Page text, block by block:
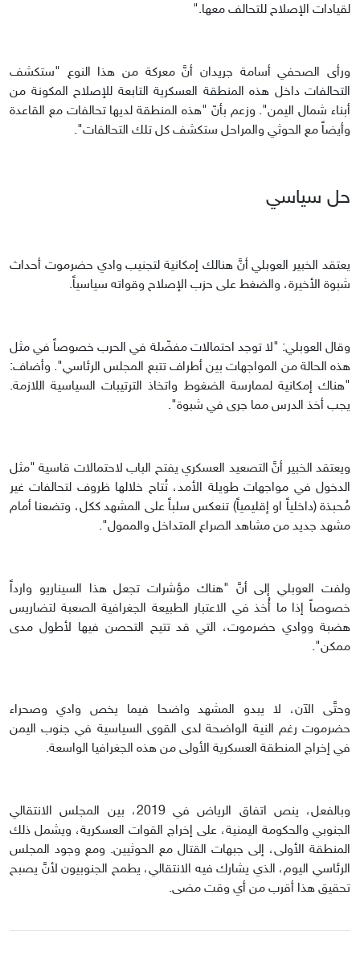
لقيادات الإصلاح للتحالف معها."
ورأى الصحفي أسامة جريدان أنَّ معركة من هذا النوع "ستكشف
التحالفات داخل هذه المنطقة العسكرية التابعة للإصلاح المكونة من
أبناء شمال اليمن". وزعم بأنّ "هذه المنطقة لديها تحالفات مع القاعدة
وأيضاً مع الحوثي والمراحل ستكشف كل تلك التحالفات".
حل سياسي
يعتقد الخبير العوبلي أنَّ هنالك إمكانية لتجنيب وادي حضرموت أحداث
شبوة الأخيرة، والضغط على حزب الإصلاح وقواته سياسياً.
وقال العوبلي: "لا توجد احتمالات مفضّلة في الحرب خصوصاً في مثل
هذه الحالة من المواجهات بين أطراف تتبع المجلس الرئاسي". وأضاف:
"هناك إمكانية لممارسة الضغوط واتخاذ الترتيبات السياسية اللازمة.
يجب أخذ الدرس مما جرى في شبوة".
ويعتقد الخبير أنَّ التصعيد العسكري يفتح الباب لاحتمالات قاسية "مثل
الدخول في مواجهات طويلة الأمد، تُتاح خلالها ظروف لتحالفات غير
مُحبذة (داخلياً او إقليمياً) تنعكس سلباً على المشهد ككل، وتضعنا أمام
مشهد جديد من مشاهد الصراع المتداخل والممول".
ولفت العوبلي إلى أنَّ "هناك مؤشرات تجعل هذا السيناريو وارداً
خصوصاً إذا ما أُخذ في الاعتبار الطبيعة الجغرافية الصعبة لتضاريس
هضبة ووادي حضرموت، التي قد تتيح التحصن فيها لأطول مدى
ممكن".
وحتَّى الآن، لا يبدو المشهد واضحا فيما يخص وادي وصحراء
حضرموت رغم النية الواضحة لدى القوى السياسية في جنوب اليمن
في إخراج المنطقة العسكرية الأولى من هذه الجغرافيا الواسعة.
وبالفعل، ينص اتفاق الرياض في 2019، بين المجلس الانتقالي
الجنوبي والحكومة اليمنية، على إخراج القوات العسكرية، ويشمل ذلك
المنطقة الأولى، إلى جبهات القتال مع الحوثيين. ومع وجود المجلس
الرئاسي اليوم، الذي يشارك فيه الانتقالي، يطمح الجنوبيون لأنَّ يصبح
تحقيق هذا أقرب من أي وقت مضى.